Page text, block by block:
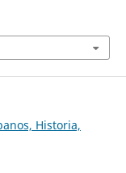
Historia,